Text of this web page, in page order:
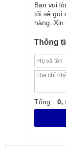
Bạn vui
tôi sẽ gọi
hàng. Xin
Thông
Tổng: 0,